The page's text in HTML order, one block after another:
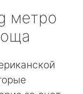
метро